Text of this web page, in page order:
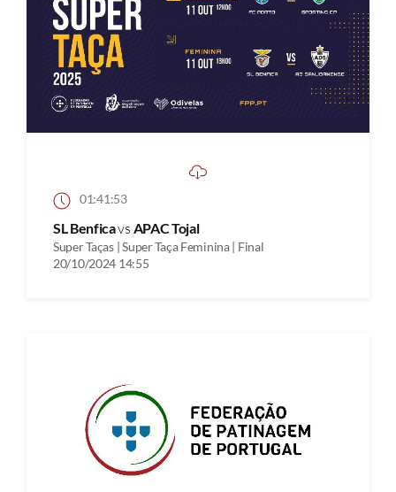
01:41:53
SL Benficavs APAC Tojal
Super Taças | Super Taça Feminina | Final
20/10/2024 14:55